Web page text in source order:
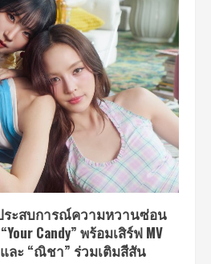
ประสบการณ์ความหวานซ่อน
Candy” พร้อมเสิร์ฟ MV
ละ “ณิชา” ร่วมเติมสีสัน